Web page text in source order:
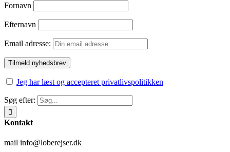
Fornavn
Efternavn
Email adresse:
Jeg har læst og accepteret privatlivspolitikken
Søg efter:
Kontakt
mail info@loberejser.dk